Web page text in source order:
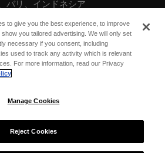
バリ、インドネシア
ニア
パース
to give you the best experience, to improve
you tailored advertising. We will only set
necessary if you consent, including
used to track any activity which is relevant
For more information, read our Privacy
Manage Cookies
Reject Cookies